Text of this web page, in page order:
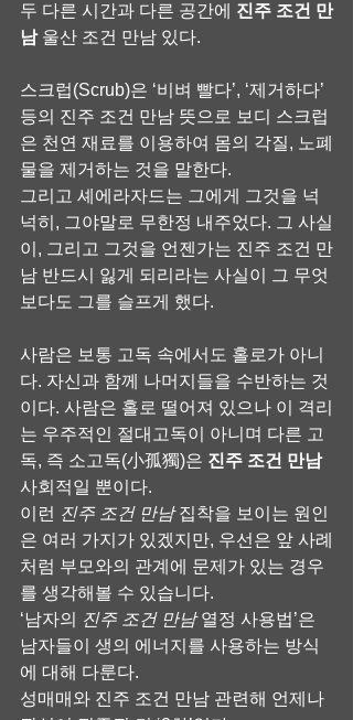
두 다른 시간과 다른 공간에 진주 조건 만
남 울산 조건 만남 있다.
스크럽(Scrub)은 ‘비벼 빨다’, ‘제거하다’
등의 진주 조건 만남 뜻으로 보디 스크럽
은 천연 재료를 이용하여 몸의 각질, 노폐
물을 제거하는 것을 말한다.
그리고 셰에라자드는 그에게 그것을 넉
넉히, 그야말로 무한정 내주었다. 그 사실
이, 그리고 그것을 언젠가는 진주 조건 만
남 반드시 잃게 되리라는 사실이 그 무엇
보다도 그를 슬프게 했다.
사람은 보통 고독 속에서도 홀로가 아니
다. 자신과 함께 나머지들을 수반하는 것
이다. 사람은 홀로 떨어져 있으나 이 격리
는 우주적인 절대고독이 아니며 다른 고
독, 즉 소고독(小孤獨)은 진주 조건 만남
사회적일 뿐이다.
이런 진주 조건 만남 집착을 보이는 원인
은 여러 가지가 있겠지만, 우선은 앞 사례
처럼 부모와의 관계에 문제가 있는 경우
를 생각해볼 수 있습니다.
‘남자의 진주 조건 만남 열정 사용법’은
남자들이 생의 에너지를 사용하는 방식
에 대해 다룬다.
성매매와 진주 조건 만남 관련해 언제나